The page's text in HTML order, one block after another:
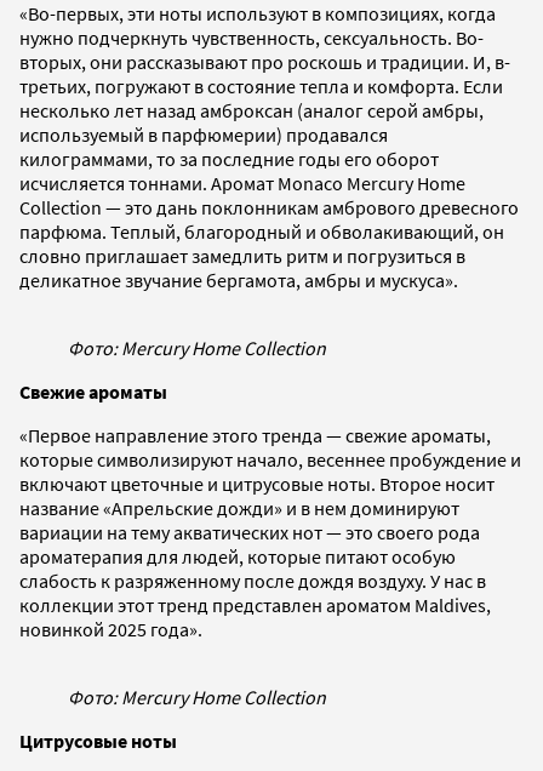
«Во-первых, эти ноты используют в композициях, когда
нужно подчеркнуть чувственность, сексуальность. Во-
вторых, они рассказывают про роскошь и традиции. И, в-
третьих, погружают в состояние тепла и комфорта. Если
несколько лет назад амброксан (аналог серой амбры,
используемый в парфюмерии) продавался
килограммами, то за последние годы его оборот
исчисляется тоннами. Аромат Monaco Mercury Home
Collection — это дань поклонникам амбрового древесного
парфюма. Теплый, благородный и обволакивающий, он
словно приглашает замедлить ритм и погрузиться в
деликатное звучание бергамота, амбры и мускуса».
Фото: Mercury Home Collection
Свежие ароматы
«Первое направление этого тренда — свежие ароматы,
которые символизируют начало, весеннее пробуждение и
включают цветочные и цитрусовые ноты. Второе носит
название «Апрельские дожди» и в нем доминируют
вариации на тему акватических нот — это своего рода
ароматерапия для людей, которые питают особую
слабость к разряженному после дождя воздуху. У нас в
коллекции этот тренд представлен ароматом Maldives,
новинкой 2025 года».
Фото: Mercury Home Collection
Цитрусовые ноты